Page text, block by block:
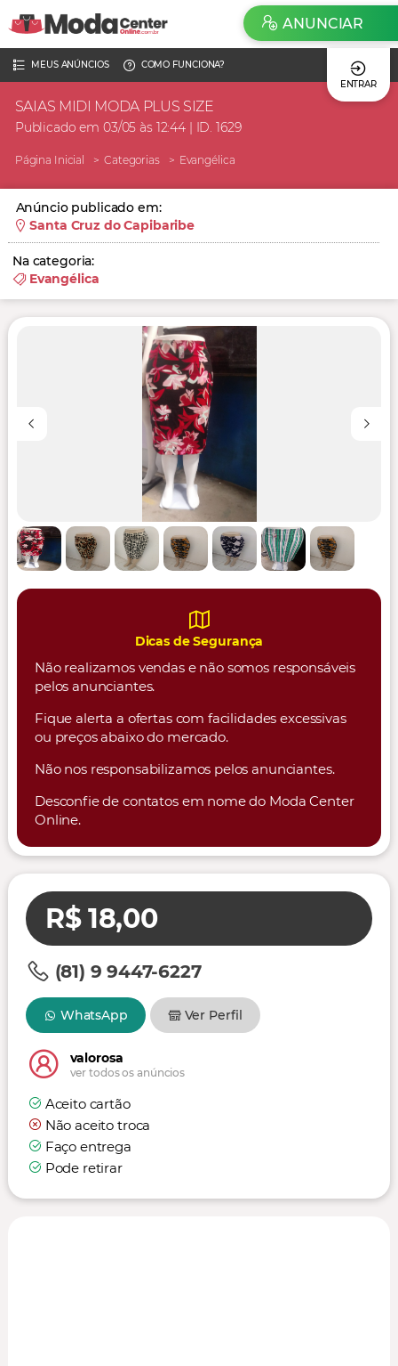
MEUS ANÚNCIOS
COMO FUNCIONA?
ENTRAR
ANUNCIAR
SAIAS MIDI MODA PLUS SIZE
Publicado em 03/05 às 12:44 | ID. 1629
Página Inicial Categorias Evangélica
Anúncio publicado em:
Santa Cruz do Capibaribe
Na categoria:
Evangélica
Dicas de Segurança
Não realizamos vendas e não somos responsáveis
pelos anunciantes.
Fique alerta a ofertas com facilidades excessivas
ou preços abaixo do mercado.
Não nos responsabilizamos pelos anunciantes.
Desconfie de contatos em nome do Moda Center
Online.
R$ 18,00
(81) 9 9447-6227
WhatsApp Ver Perfil
valorosa
ver todos os anúncios
Aceito cartão
Não aceito troca
Faço entrega
Pode retirar